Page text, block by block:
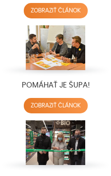
ZOBRAZIŤ ČLÁNOK
POMÁHAŤ JE ŠUPA!
ZOBRAZIŤ ČLÁNOK